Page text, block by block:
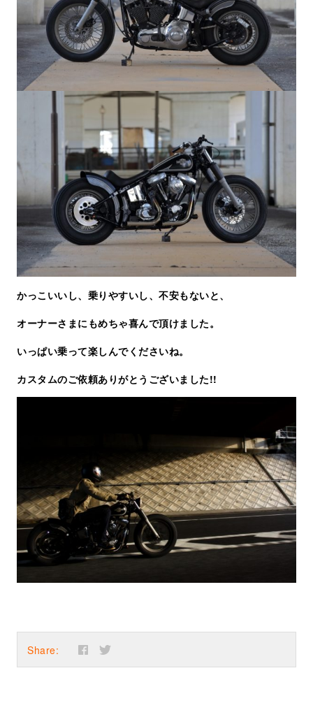
かっこいいし、乗りやすいし、不安もないと、
オーナーさまにもめちゃ喜んで頂けました。
いっぱい乗って楽しんでくださいね。
カスタムのご依頼ありがとうございました!!
Share: